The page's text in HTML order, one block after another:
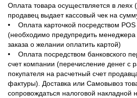
Оплата товара осуществляется в леях
продавец выдает кассовый чек на
• Оплата карточкой посредством
(необходимо предупредить
заказа о желании оплатить картой)
• Оплата посредством банковского
счет компании (перечисление денег с
покупателя на расчетный счет
фактуры). Доставка или Самовывоз
сопровождаться налоговой накладной